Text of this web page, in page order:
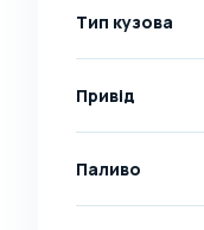
Abarth
AC
Acura
Adler
Тип кузова
Привід
Паливо